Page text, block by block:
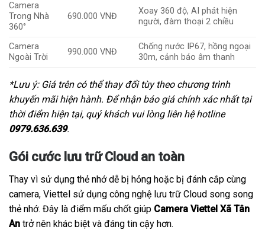
Camera
Trong Nhà
360°
690.000 VNĐ
Xoay 360 độ, AI phát hiện
người, đàm thoại 2 chiều
Camera
Ngoài Trời
990.000 VNĐ
Chống nước IP67, hồng ngoại
30m, cảnh báo âm thanh
*Lưu ý: Giá trên có thể thay đổi tùy theo chương trình
khuyến mãi hiện hành. Để nhận báo giá chính xác nhất tại
thời điểm hiện tại, quý khách vui lòng liên hệ hotline
0979.636.639.
Gói cước lưu trữ Cloud an toàn
Thay vì sử dụng thẻ nhớ dễ bị hỏng hoặc bị đánh cắp cùng
camera, Viettel sử dụng công nghệ lưu trữ Cloud song song
thẻ nhớ. Đây là điểm mấu chốt giúp Camera Viettel Xã Tân
An trở nên khác biệt và đáng tin cậy hơn.